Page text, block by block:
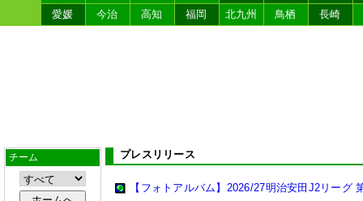
愛媛
今治 高知 福岡 北九州 鳥栖 長崎
チーム プレスリリース
【フォトアルバム】2026/27明治安田J2リーグ